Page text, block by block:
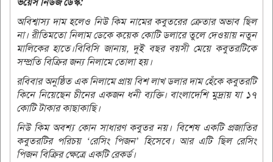
অবিশ্বাস্য দাম হলেও নিউ কিম নামের কবুতরের ক্রেতার অভাব ছিল
না। রীতিমতো নিলাম ডেকে কয়েক কোটি ডলারে তুলে দেওয়ায় নতুন
মালিকের হাতে।বিবিসি জানায়, দুই বছর বয়সী মেয়ে কবুতরটিকে
সম্প্রতি বিক্রির জন্য নিলামে তোলা হয়।
রবিবার অনুষ্ঠিত এক নিলামে প্রায় বিশ লাখ ডলার দাম হেঁকে কবুতরটি
কিনে নিয়েছেন চীনের একজন ধনী ব্যক্তি। বাংলাদেশি মুদ্রায় যা ১৭
কোটি টাকার কাছাকাছি।
নিউ কিম অবশ্য কোন সাধারণ কবুতর নয়। বিশেষ একটি প্রজাতির
কবুতরটির পরিচয় ‘রেসিং পিজন’ হিসেবে। আর এটি ছিল রেসিং
পিজন বিক্রির ক্ষেত্রে একটি রেকর্ড।